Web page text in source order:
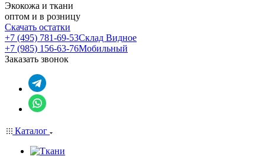
Экокожа и ткани
оптом и в розницу
Скачать остатки
+7 (495) 781-69-53Склад Видное
+7 (985) 156-63-76Мобильный
Заказать звонок
Каталог